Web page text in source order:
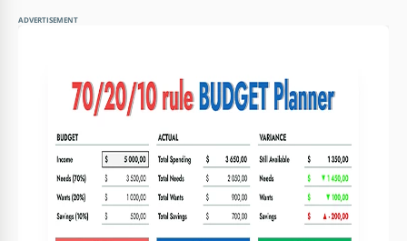
ADVERTISEMENT
Google Sheets
Creato
February 29, 2024
Ultimo aggiornamento
August 1, 2026
Community
Aggiunto alle raccolte da 58 Utenti
Statistiche di utilizzo
79 download questo mese